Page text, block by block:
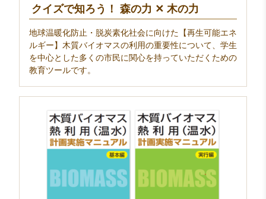
クイズで知ろう！ 森の力 ✕ 木の力
地球温暖化防止・脱炭素化社会に向けた【再生可能エネ
ルギー】木質バイオマスの利用の重要性について、学生
を中心とした多くの市民に関心を持っていただくための
教育ツールです。